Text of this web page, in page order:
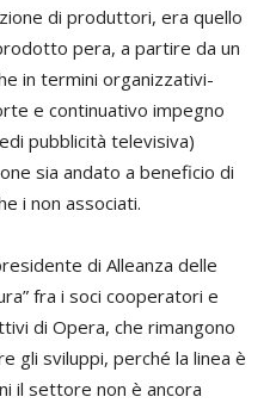
di produttori, era quello
pera, a partire da un
in termini organizzativi-
e continuativo impegno
pubblicità televisiva)
sia andato a beneficio di
i non associati.
di Alleanza delle
fra i soci cooperatori e
di Opera, che rimangono
gli sviluppi, perché la linea è
il settore non è ancora